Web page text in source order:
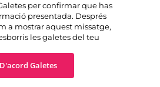
per confirmar que has
presentada. Després
a mostrar aquest missatge,
les galetes del teu
D'acord Galetes